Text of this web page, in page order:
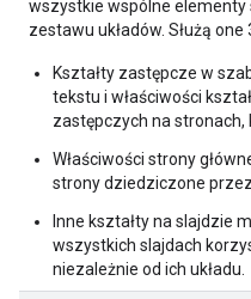
wszystkie wspólne elementy
zestawu układów. Służą one
Kształty zastępcze w
tekstu i właściwości
zastępczych na
Właściwości strony
strony dziedziczone przez
Inne kształty na slajdzie
wszystkich slajdach
niezależnie od ich układu.